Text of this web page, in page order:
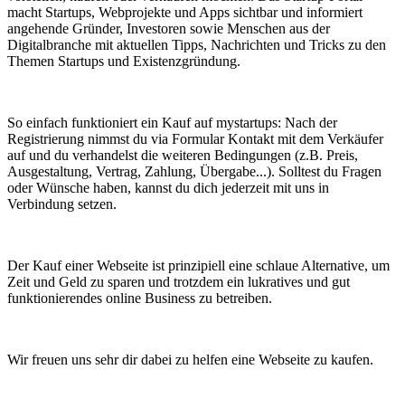
macht Startups, Webprojekte und Apps sichtbar und informiert
angehende Gründer, Investoren sowie Menschen aus der
Digitalbranche mit aktuellen Tipps, Nachrichten und Tricks zu den
Themen Startups und Existenzgründung.
So einfach funktioniert ein Kauf auf mystartups: Nach der
Registrierung nimmst du via Formular Kontakt mit dem Verkäufer
auf und du verhandelst die weiteren Bedingungen (z.B. Preis,
Ausgestaltung, Vertrag, Zahlung, Übergabe...). Solltest du Fragen
oder Wünsche haben, kannst du dich jederzeit mit uns in
Verbindung setzen.
Der Kauf einer Webseite ist prinzipiell eine schlaue Alternative, um
Zeit und Geld zu sparen und trotzdem ein lukratives und gut
funktionierendes online Business zu betreiben.
Wir freuen uns sehr dir dabei zu helfen eine Webseite zu kaufen.